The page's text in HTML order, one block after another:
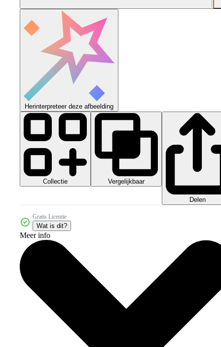
Herinterpreteer deze afbeelding
Collectie Vergelijkbaar
Delen
Gratis Licentie
Wat is dit?
Meer info